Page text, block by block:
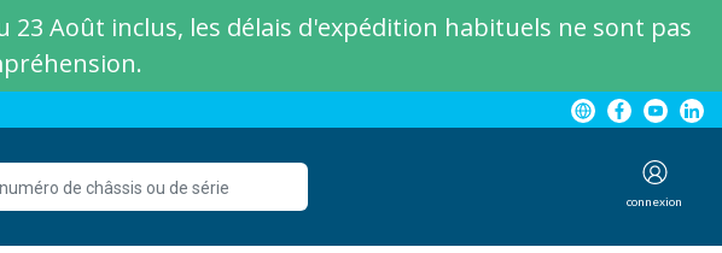
Août inclus, les délais d'expédition habituels ne sont pas
connexion